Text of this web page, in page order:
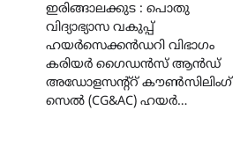
ഇരിങ്ങാലക്കുട : പൊതു
വിദ്യാഭ്യാസ വകുപ്പ്
ഹയർസെക്കൻഡറി വിഭാഗം
കരിയർ ഗൈഡൻസ് ആൻഡ്
അഡോളസന്റ്റ് കൗൺസിലിംഗ്
സെൽ (CG&AC) ഹയർ…